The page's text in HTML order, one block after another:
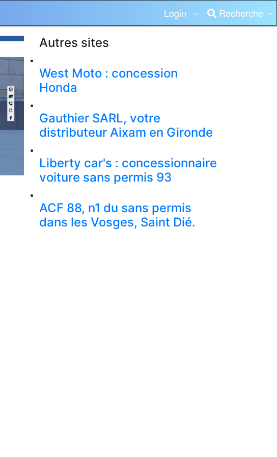
Login Recherche
Autres sites
West Moto : concession
Honda
Gauthier SARL, votre
distributeur Aixam en Gironde
Liberty car's : concessionnaire
voiture sans permis 93
ACF 88, n1 du sans permis
dans les Vosges, Saint Dié.